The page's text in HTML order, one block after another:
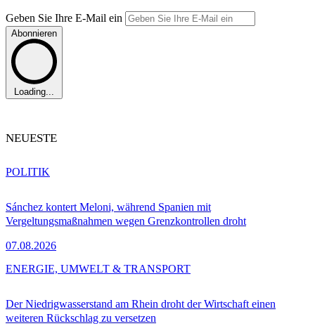
Geben Sie Ihre E-Mail ein
Abonnieren
Loading...
NEUESTE
Sánchez kontert Meloni, während Spanien mit
Vergeltungsmaßnahmen wegen Grenzkontrollen droht
07.08.2026
POLITIK
Der Niedrigwasserstand am Rhein droht der Wirtschaft einen
weiteren Rückschlag zu versetzen
ENERGIE, UMWELT & TRANSPORT